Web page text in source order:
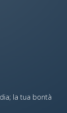
la tua bontà